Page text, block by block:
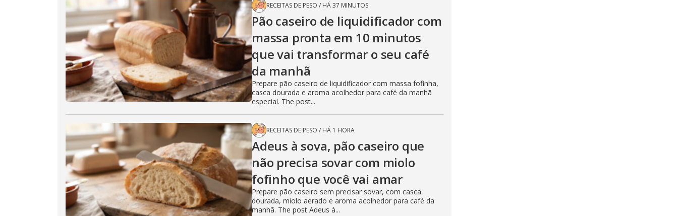
RECEITAS DE PESO / HÁ 37 MINUTOS
Pão caseiro de liquidificador com
massa pronta em 10 minutos
que vai transformar o seu café
da manhã
Prepare pão caseiro de liquidificador com massa fofinha,
casca dourada e aroma acolhedor para café da manhã
especial. The post...
RECEITAS DE PESO / HÁ 1 HORA
Adeus à sova, pão caseiro que
não precisa sovar com miolo
fofinho que você vai amar
Prepare pão caseiro sem precisar sovar, com casca
dourada, miolo aerado e aroma acolhedor para café da
manhã. The post Adeus à...